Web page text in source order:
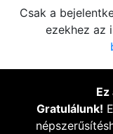
Csak a
ezekhez az
Gratulálunk!